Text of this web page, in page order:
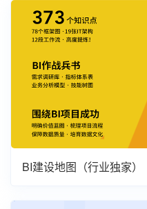
BI建设地图（行业独家）